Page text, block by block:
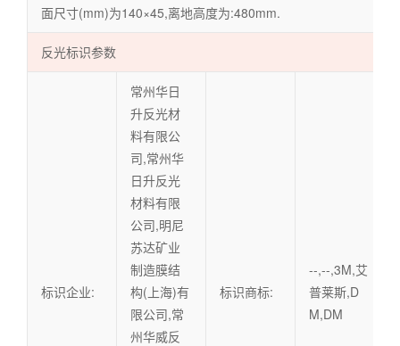
面尺寸(mm)为140×45,离地高度为:480mm.
反光标识参数
标识企业:
常州华日
升反光材
料有限公
司,常州华
日升反光
材料有限
公司,明尼
苏达矿业
制造膜结
构(上海)有
限公司,常
州华威反
标识商标:
--,--,3M,艾
普莱斯,D
M,DM